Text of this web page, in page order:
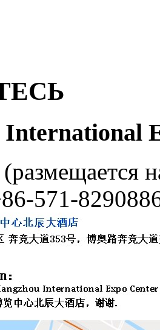
International
571-